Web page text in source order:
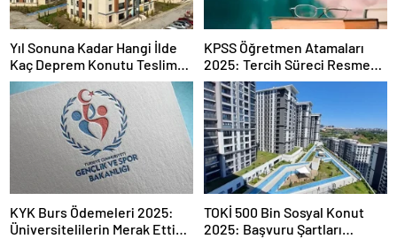
Yıl Sonuna Kadar Hangi İlde
Kaç Deprem Konutu Teslim
Edilecek?
KPSS Öğretmen Atamaları
2025: Tercih Süreci Resmen
Başladı
KYK Burs Ödemeleri 2025:
Üniversitelilerin Merak Ettiği
TOKİ 500 Bin Sosyal Konut
2025: Başvuru Şartları